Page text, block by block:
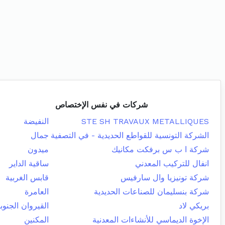
شركات في نفس الإختصاص
STE SH TRAVAUX METALLIQUES
النفيضة
الشركة التونسية للقواطع الحديدية - في التصفية جمال
شركة ا ب س برفكت مكانيك
ميدون
انفال للتركيب المعدني
ساقية الداير
شركة تونيزيا وال سارفيس
قابس الغربية
شركة بنسليمان للصناعات الحديدية
العامرة
بريكي لاد
القيروان
الإخوة الديماسي للأنشاءات المعدنية
المكنين